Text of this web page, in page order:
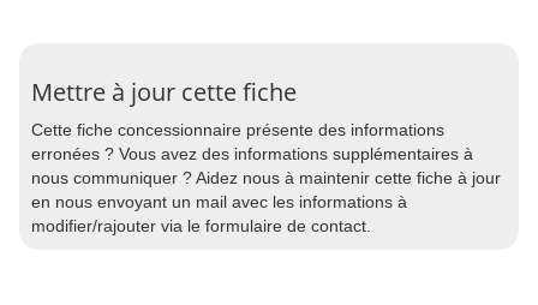
Mettre à jour cette fiche
Cette fiche concessionnaire présente des informations
erronées ? Vous avez des informations supplémentaires à
nous communiquer ? Aidez nous à maintenir cette fiche à jour
en nous envoyant un mail avec les informations à
modifier/rajouter via le formulaire de contact.